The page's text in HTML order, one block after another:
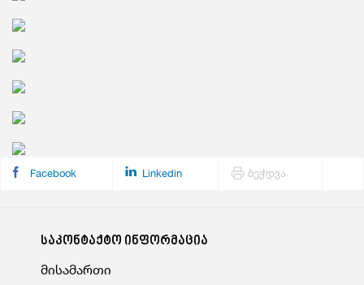
Facebook Linkedin ბეჭდვა
საკონტაქტო ინფორმაცია
მისამართი